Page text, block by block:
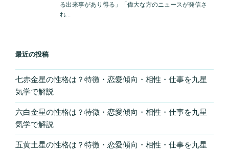
最近の投稿
七赤金星の性格は？特徴・恋愛傾向・相性・仕事を九星
気学で解説
六白金星の性格は？特徴・恋愛傾向・相性・仕事を九星
気学で解説
五黄土星の性格は？特徴・恋愛傾向・相性・仕事を九星